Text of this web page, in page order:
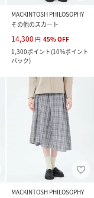
MACKINTOSH PHILOSOPHY
その他のスカート
14,300 円 45%OFF
1,300ポイント(10%ポイント
バック)
MACKINTOSH PHILOSOPHY